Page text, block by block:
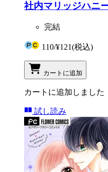
社内マリッジハニ
完結
110/¥121(税込)
カートに追加
カートに追加しました
試し読み